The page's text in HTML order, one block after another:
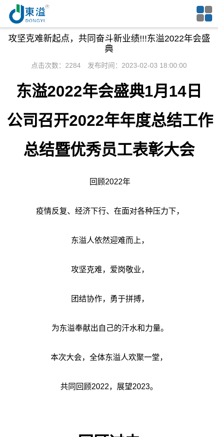
攻坚克难新起点，共同奋斗新业绩!!!东溢2022年会盛
典
点击次数：2284 发布时间：2023-02-03 18:00:00
东溢2022年会盛典1月14日
公司召开2022年年度总结工作
总结暨优秀员工表彰大会
回顾2022年
疫情反复、经济下行、在面对各种压力下，
东溢人依然迎难而上，
攻坚克难，爱岗敬业，
团结协作，勇于拼搏，
为东溢奉献出自己的汗水和力量。
本次大会，全体东溢人欢聚一堂，
共同回顾2022，展望2023。